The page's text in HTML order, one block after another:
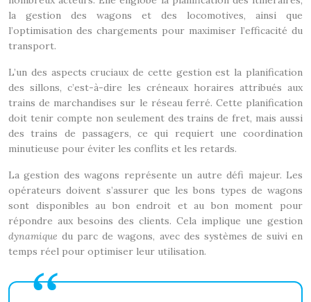
la gestion des wagons et des locomotives, ainsi que
l’optimisation des chargements pour maximiser l’efficacité du
transport.
L’un des aspects cruciaux de cette gestion est la planification
des sillons, c’est-à-dire les créneaux horaires attribués aux
trains de marchandises sur le réseau ferré. Cette planification
doit tenir compte non seulement des trains de fret, mais aussi
des trains de passagers, ce qui requiert une coordination
minutieuse pour éviter les conflits et les retards.
La gestion des wagons représente un autre défi majeur. Les
opérateurs doivent s’assurer que les bons types de wagons
sont disponibles au bon endroit et au bon moment pour
répondre aux besoins des clients. Cela implique une gestion
dynamiquedu parc de wagons, avec des systèmes de suivi en
temps réel pour optimiser leur utilisation.